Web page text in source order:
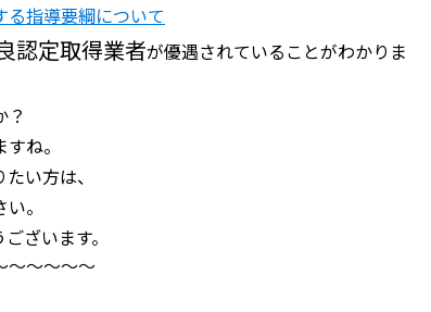
指導要綱について
認定取得業者が優遇されていることがわかりま
？
ね。
い方は、
。
ざいます。
～～～～～